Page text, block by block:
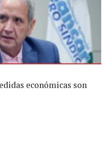
económicas son